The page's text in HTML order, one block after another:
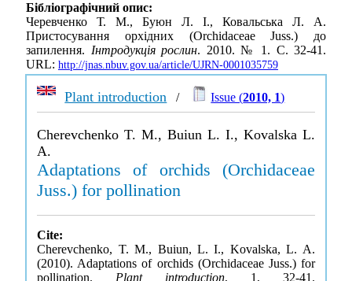
Бібліографічний опис:
Черевченко Т. М., Буюн Л. І., Ковальська Л. А.
Пристосування орхідних (Orchidaceae Juss.) до
запилення. Інтродукція рослин. 2010. № 1. С. 32-41.
URL: http://jnas.nbuv.gov.ua/article/UJRN-0001035759
Plant introduction / Issue (2010, 1)
Cherevchenko T. M., Buiun L. I., Kovalska L.
A.
Adaptations of orchids (Orchidaceae
Juss.) for pollination
Cite:
Cherevchenko, T. M., Buiun, L. I., Kovalska, L. A.
(2010). Adaptations of orchids (Orchidaceae Juss.) for
pollination. Plant introduction, 1, 32-41.